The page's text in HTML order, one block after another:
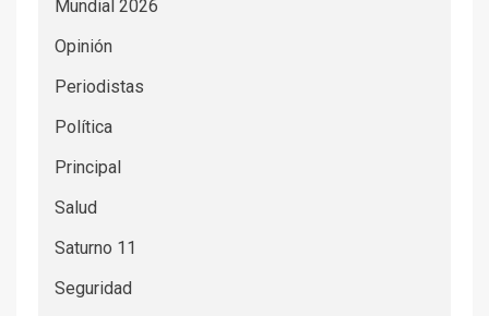
Mundial 2026
Opinión
Periodistas
Política
Principal
Salud
Saturno 11
Seguridad